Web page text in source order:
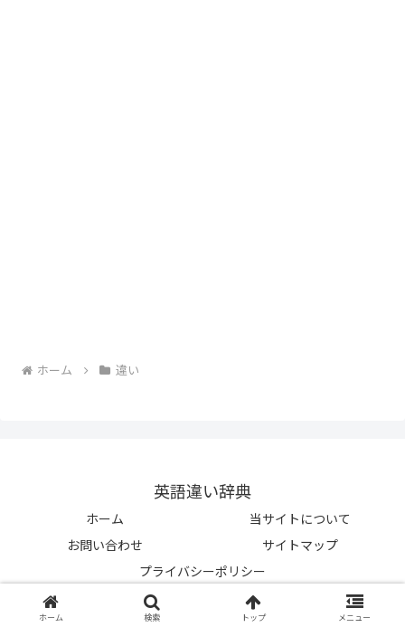
ホーム 違い
英語違い辞典
ホーム
当サイトについて
お問い合わせ
サイトマップ
プライバシーポリシー
© 2023-2026 英語違い辞典.
ホーム 検索 トップ メニュー